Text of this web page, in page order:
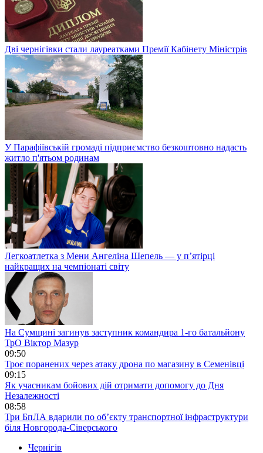
Дві чернігівки стали лауреатками Премії Кабінету Міністрів
У Парафіївській громаді підприємство безкоштовно надасть
житло п'ятьом родинам
Легкоатлетка з Мени Ангеліна Шепель — у п’ятірці
найкращих на чемпіонаті світу
На Сумщині загинув заступник командира 1-го батальйону
ТрО Віктор Мазур
09:50
Троє поранених через атаку дрона по магазину в Семенівці
09:15
Як учасникам бойових дій отримати допомогу до Дня
Незалежності
08:58
Три БпЛА вдарили по об’єкту транспортної інфраструктури
біля Новгорода-Сіверського
Чернігів